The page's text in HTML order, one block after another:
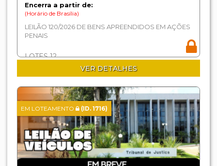
Encerra a partir de:
(Horário de Brasília)
LEILÃO 120/2026 DE BENS APREENDIDOS EM AÇÕES
PENAIS
LOTES 12
VER DETALHES
EM LOTEAMENTO (ID. 1716)